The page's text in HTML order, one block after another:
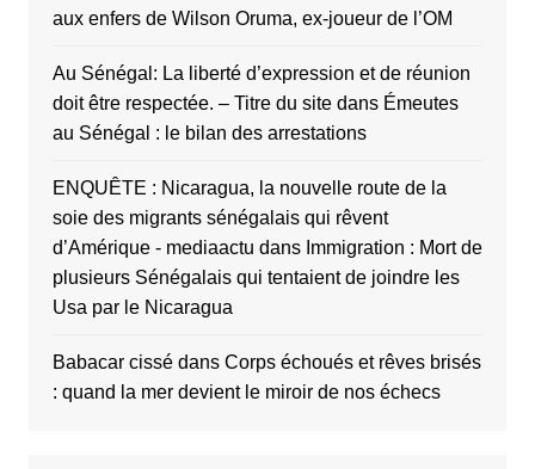
aux enfers de Wilson Oruma, ex-joueur de l’OM
Au Sénégal: La liberté d’expression et de réunion
doit être respectée. – Titre du sitedans Émeutes
au Sénégal : le bilan des arrestations
ENQUÊTE : Nicaragua, la nouvelle route de la
soie des migrants sénégalais qui rêvent
d’Amérique - mediaactu dans Immigration : Mort de
plusieurs Sénégalais qui tentaient de joindre les
Usa par le Nicaragua
Babacar cissédans Corps échoués et rêves brisés
: quand la mer devient le miroir de nos échecs